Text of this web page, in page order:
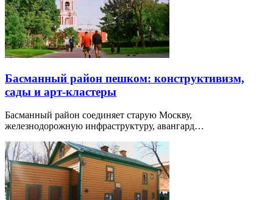
Басманный район пешком: конструктивизм,
сады и арт-кластеры
Басманный район соединяет старую Москву,
железнодорожную инфраструктуру, авангард…